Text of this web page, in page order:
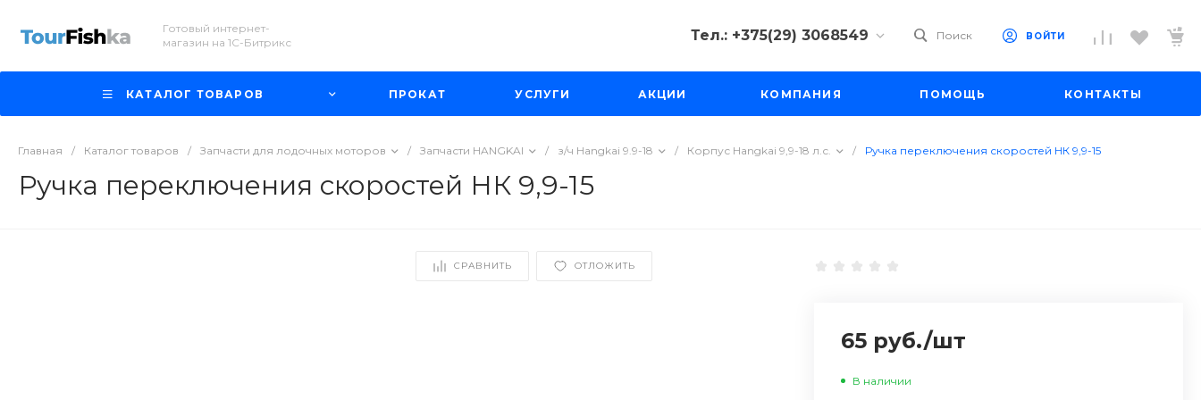
Готовый интернет-
магазин на 1С-Битрикс
Тел.: +375(29) 3068549
Минск, Пр-д
Пт-Вс с 11:00 до 19:00
Поиск ВОЙТИ
КАТАЛОГ ТОВАРОВ ПРОКАТ УСЛУГИ АКЦИИ КОМПАНИЯ ПОМОЩЬ КОНТАКТЫ
Главная / Каталог товаров / Запчасти для лодочных моторов / Запчасти HANGKAI / з/ч Hangkai 9.9-18 / Корпус Hangkai 9,9-18 л.с. / Ручка переключения скоростей НК 9,9-15
Ручка переключения скоростей НК 9,9-15
СРАВНИТЬ ОТЛОЖИТЬ
65 руб./шт
В наличии